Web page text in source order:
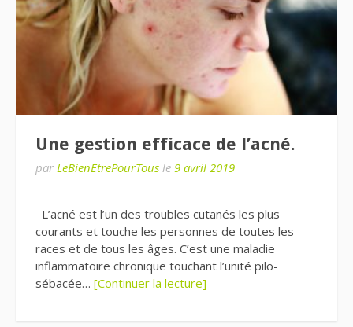
Une gestion efficace de l’acné.
par LeBienEtrePourTous le 9 avril 2019
L’acné est l’un des troubles cutanés les plus
courants et touche les personnes de toutes les
races et de tous les âges. C’est une maladie
inflammatoire chronique touchant l’unité pilo-
sébacée… [Continuer la lecture]